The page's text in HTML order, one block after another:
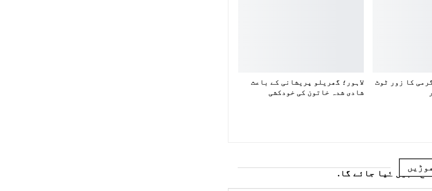
کا زور ٹوٹ
لاہور؛ گھریلو پریشانی کے باعث
شادی شدہ خاتون کی خودکشی
نہیں کیا جائے گا.